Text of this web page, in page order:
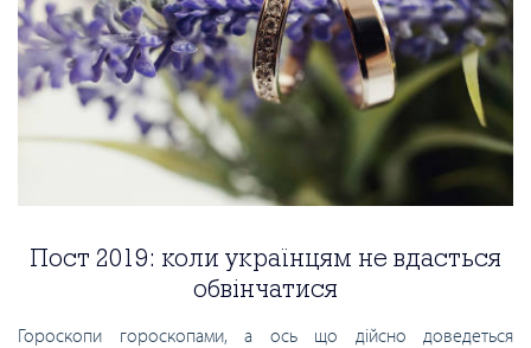
Пост 2019: коли українцям не вдасться
обвінчатися
Гороскопи гороскопами, а ось що дійсно доведеться